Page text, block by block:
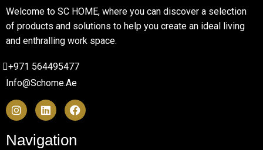
Welcome to SC HOME, where you can discover a selection
of products and solutions to help you create an ideal living
and enthralling work space.
+971 564495477
Info@schome.ae
Navigation